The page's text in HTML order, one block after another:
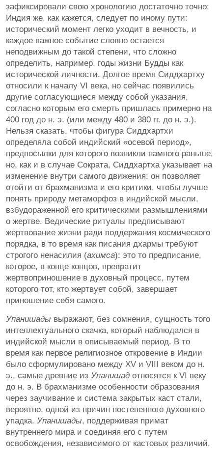
зафиксировали свою хронологию достаточно точно;
Индия же, как кажется, следует по иному пути:
исторический момент легко уходит в вечность, и
каждое важное событие словно остается
неподвижным до такой степени, что сложно
определить, например, годы жизни Будды как
исторической личности. Долгое время Сиддхартху
относили к началу VI века, но сейчас появились
другие согласующиеся между собой указания,
согласно которым его смерть пришлась примерно на
400 год до н. э. (или между 480 и 380 гг. до н. э.).
Нельзя сказать, чтобы фигура Сиддхартхи
определяла собой индийский «осевой период»,
предпосылки для которого возникли намного раньше,
но, как и в случае Сократа, Сиддхартха указывает на
изменение внутри самого движения: он позволяет
отойти от брахманизма и его критики, чтобы лучше
понять природу метаморфоз в индийской мысли,
взбудораженной его критическими размышлениями
о жертве. Ведические ритуалы предписывают
жертвование жизни ради поддержания космического
порядка, в то время как писания дхармы требуют
строгого ненасилия (ахимса): это то предписание,
которое, в конце концов, превратит
жертвоприношение в духовный процесс, путем
которого тот, кто жертвует собой, завершает
приношение себя самого.
Упанишады выражают, без сомнения, сущность того
интеллектуального скачка, который наблюдался в
индийской мысли в описываемый период. В то
время как первое религиозное откровение в Индии
было сформулировано между XV и VIII веком до н.
э., самые древние из Упанишад относятся к VI веку
до н. э. В брахманизме особенности образования
через заучивание и система закрытых каст стали,
вероятно, одной из причин постепенного духовного
упадка. Упанишады, поддерживая примат
внутреннего мира и соединяя его с путем
освобождения, независимого от кастовых различий,